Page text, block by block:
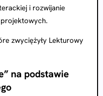
i rozwijanie
zwyciężyły Lekturowy
na podstawie